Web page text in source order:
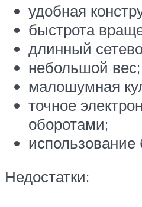
удобная
быстрота
длинный
небольшой вес;
малошумная
точное
оборотами;
использование
Недостатки: